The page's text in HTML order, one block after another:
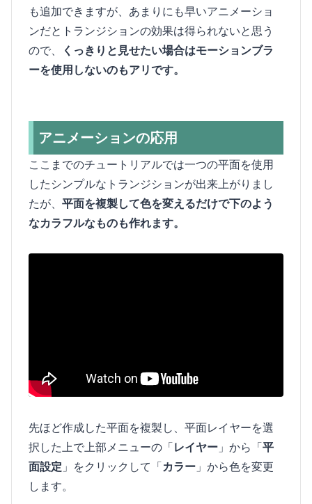
も追加できますが、あまりにも早いアニメーショ
ンだとトランジションの効果は得られないと思う
ので、
くっきりと見せたい場合はモーションブラ
ーを使用しないのもアリです。
アニメーションの応用
ここまでのチュートリアルでは一つの平面を使用
したシンプルなトランジションが出来上がりまし
たが、 平面を複製して色を変えるだけで下のよう
なカラフルなものも作れます。
先ほど作成した平面を複製し、平面レイヤーを選
択した上で上部メニューの「レイヤー 」から「平
面設定 」をクリックして「カラー 」から色を変更
します。